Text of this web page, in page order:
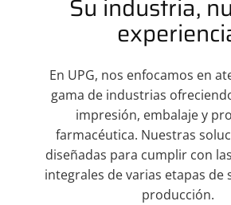
Su industria,
En UPG, nos enfocamos en
gama de industrias
impresión, embalaje y
farmacéutica. Nuestras
diseñadas para cumplir con
integrales de varias etapas de
producción.